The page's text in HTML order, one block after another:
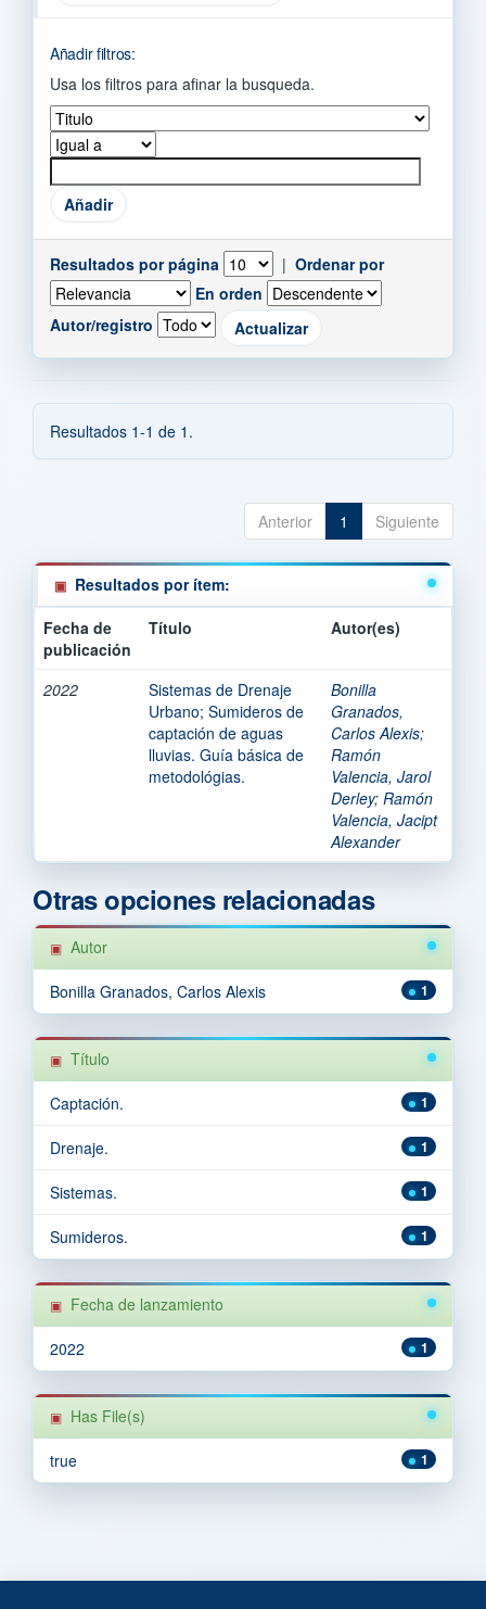
Añadir filtros:
Usa los filtros para afinar la busqueda.
Resultados por página | Ordenar por
En orden
Autor/registro
Resultados 1-1 de 1.
Anterior 1 Siguiente
Resultados por ítem:
Fecha de
publicación
Título Autor(es)
2022
Sistemas de Drenaje
Urbano; Sumideros de
captación de aguas
lluvias. Guía básica de
metodológias.
Bonilla
Granados,
Carlos Alexis;
Ramón
Valencia, Jarol
Derley; Ramón
Valencia, Jacipt
Alexander
Otras opciones relacionadas
Autor
1
Bonilla Granados, Carlos Alexis
Título
1
Captación.
1
Drenaje.
1
Sistemas.
1
Sumideros.
Fecha de lanzamiento
1
2022
Has File(s)
1
true